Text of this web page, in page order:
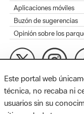
Aplicaciones móviles
Buzón de sugerencias
Opinión sobre los
MAPA WEB AVISO LEGAL
Diputación de
Este portal web
técnica, no recaba ni
usuarios sin su